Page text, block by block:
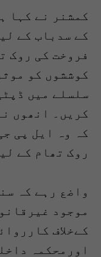
کمشنر نے کہا
کے سدباب کے
فروخت کی روک
کوششوں کو
سلسلے میں
کریں۔ انھوں
کہ وہ ایل پی
روک تھام کے
واضع رہے کہ
موجود
کےخلاف
اورمحکمہ